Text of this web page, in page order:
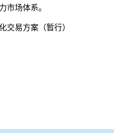
市场体系。
交易方案（暂行）